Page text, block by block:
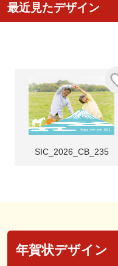
最近見たデザイン
SIC_2026_CB_235
年賀状デザイン